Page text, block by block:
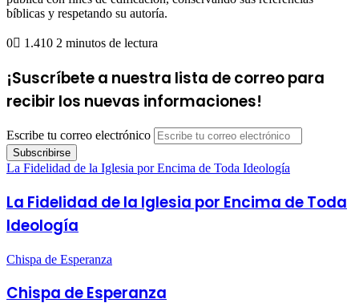
bíblicas y respetando su autoría.
0 1.410 2 minutos de lectura
¡Suscríbete a nuestra lista de correo para
recibir los nuevas informaciones!
Escribe tu correo electrónico
La Fidelidad de la Iglesia por Encima de Toda Ideología
La Fidelidad de la Iglesia por Encima de Toda
Ideología
Chispa de Esperanza
Chispa de Esperanza